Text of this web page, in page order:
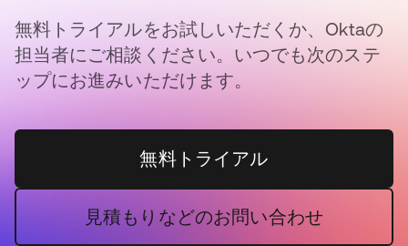
無料トライアルをお試しいただくか、Oktaの
担当者にご相談ください。いつでも次のステ
ップにお進みいただけます。
無料トライアル
見積もりなどのお問い合わせ